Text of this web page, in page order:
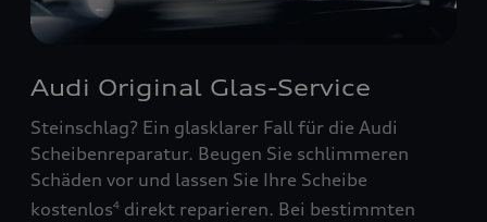
Audi Original Glas-Service
Steinschlag? Ein glasklarer Fall für die Audi
Scheibenreparatur. Beugen Sie schlimmeren
Schäden vor und lassen Sie Ihre Scheibe
kostenlos4 direkt reparieren. Bei bestimmten